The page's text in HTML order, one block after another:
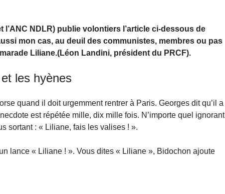
NDLR) publie volontiers l’article ci-dessous de
mon cas, au deuil des communistes, membres ou pas
Liliane.(Léon Landini, président du PRCF).
les hyènes
quand il doit urgemment rentrer à Paris. Georges dit qu’il a
est répétée mille, dix mille fois. N’importe quel ignorant
sortant : « Liliane, fais les valises ! ».
lance « Liliane ! ». Vous dites « Liliane », Bidochon ajoute